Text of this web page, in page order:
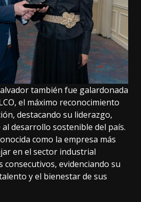
también fue galardonada
el máximo reconocimiento
destacando su liderazgo,
desarrollo sostenible del país.
como la empresa más
en el sector industrial
evidenciando su
y el bienestar de sus